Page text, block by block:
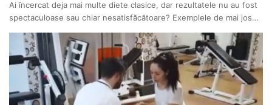
Ai încercat deja mai multe diete clasice, dar rezultatele nu au fost
spectaculoase sau chiar nesatisfăcătoare? Exemplele de mai jos…